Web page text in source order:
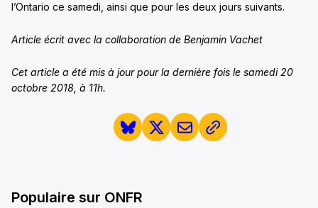
l’Ontario ce samedi, ainsi que pour les deux jours suivants.
Article écrit avec la collaboration de Benjamin Vachet
Cet article a été mis à jour pour la dernière fois le samedi 20
octobre 2018, à 11h.
Populaire sur ONFR